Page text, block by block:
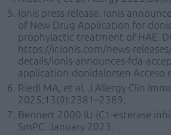
Ionis press release. Ionis
of New Drug Application for
prophylactic treatment of HAE.
https://ir.ionis.com/news-
details/ionis-announces-fda-
application-donidalorsen Acceso
Riedl MA, et al. J Allergy Clin
2025;13(9):2381–2389.
Berinert 2000 IU (C1-esterase
SmPC. January 2023.